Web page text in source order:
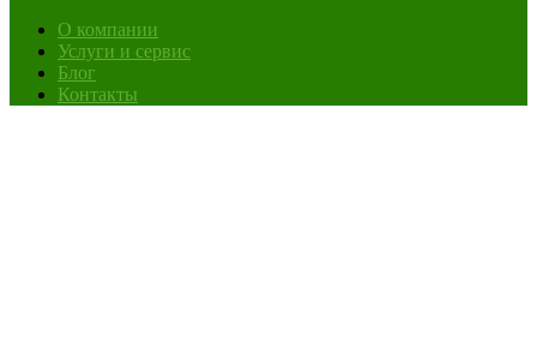
О компании
Услуги и сервис
Блог
Контакты